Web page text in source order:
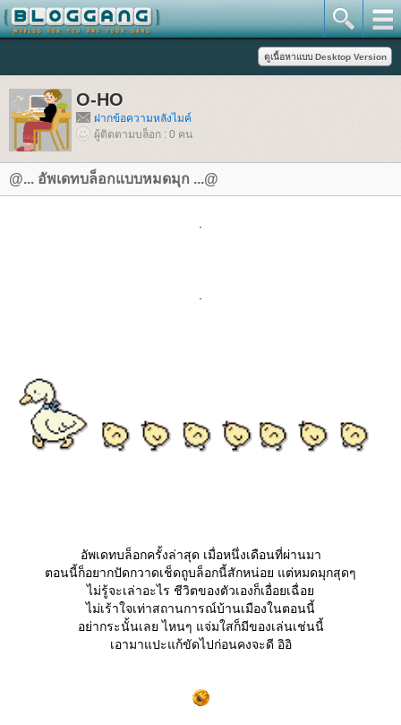
O-HO
ฝากข้อความหลังไมค์
ผู้ติดตามบล็อก : 0 คน
@... อัพเดทบล็อกแบบหมดมุก ...@
อัพเดทบล็อกครั้งล่าสุด เมื่อหนึ่งเดือนที่ผ่านมา
ตอนนี้ก็อยากปัดกวาดเช็ดถูบล็อกนี้สักหน่อย แต่หมดมุกสุดๆ
ไม่รู้จะเล่าอะไร ชีวิตของตัวเองก็เอื่อยเฉื่อ
ไม่เร้าใจเท่าสถานการณ์บ้านเมืองในตอนนี้
อย่ากระนั้นเลย ไหนๆ แจ่มใสก็มีของเล่นเช่นนี้
เอามาแปะแก้ขัดไปก่อนคงจะดี อิอิ